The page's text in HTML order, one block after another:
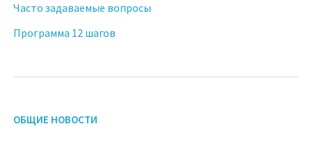
Часто задаваемые вопросы
Программа 12 шагов
ОБЩИЕ НОВОСТИ